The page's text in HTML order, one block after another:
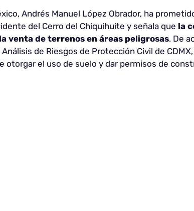
Andrés Manuel López Obrador, ha
del Cerro del Chiquihuite y señala que la
venta de terrenos en áreas peligrosas. De
de Riesgos de Protección Civil de
otorgar el uso de suelo y dar permisos de